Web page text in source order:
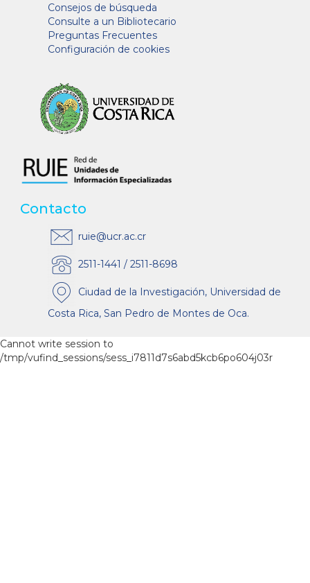
Consejos de búsqueda
Consulte a un Bibliotecario
Preguntas Frecuentes
Configuración de cookies
Contacto
ruie@ucr.ac.cr
2511-1441 / 2511-8698
Ciudad de la Investigación, Universidad de
Costa Rica, San Pedro de Montes de Oca.
Cannot write session to
/tmp/vufind_sessions/sess_i7811d7s6abd5kcb6po604j03r